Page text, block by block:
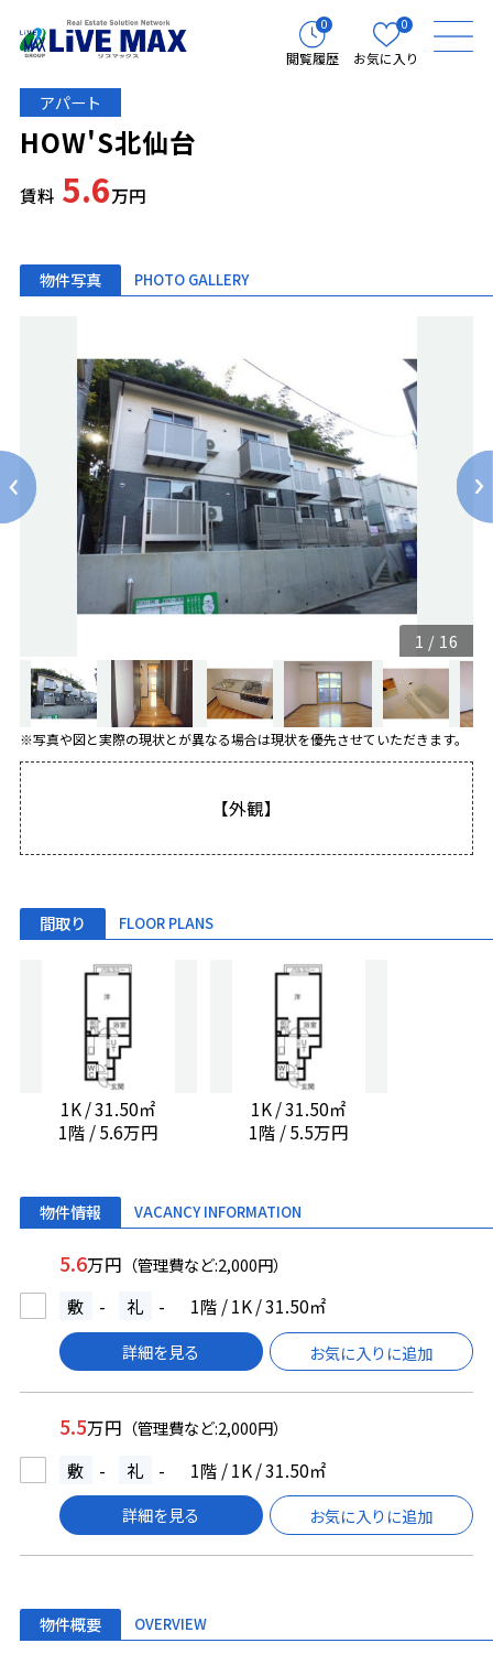
0
閲覧履歴
0
お気に入り
アパート
HOW'S北仙台
賃料 5.6万円
物件写真 PHOTO GALLERY
1 / 16
※写真や図と実際の現状とが異なる場合は現状を優先させていただきます。
【外観】
間取り FLOOR PLANS
1K / 31.50㎡
1階 / 5.6万円
1K / 31.50㎡
1階 / 5.5万円
物件情報 VACANCY INFORMATION
5.6万円 （管理費など:2,000円）
敷 - 礼 - 1階 / 1K / 31.50㎡
詳細を見る お気に入りに追加
5.5万円 （管理費など:2,000円）
敷 - 礼 - 1階 / 1K / 31.50㎡
詳細を見る お気に入りに追加
物件概要 OVERVIEW